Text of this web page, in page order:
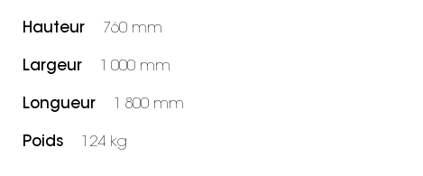
Hauteur 760 mm
Largeur 1 000 mm
Longueur 1 800 mm
Poids 124 kg